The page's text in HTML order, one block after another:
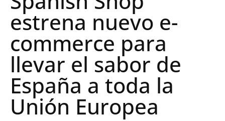
estrena nuevo e-
commerce para
llevar el sabor de
España a toda la
Unión Europea